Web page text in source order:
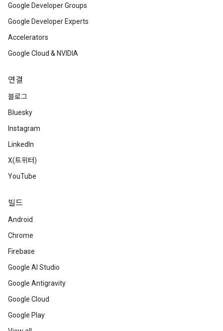
Google Developer Groups
Google Developer Experts
Accelerators
Google Cloud & NVIDIA
연결
블로그
Bluesky
Instagram
LinkedIn
X(트위터)
YouTube
빌드
Android
Chrome
Firebase
Google AI Studio
Google Antigravity
Google Cloud
Google Play